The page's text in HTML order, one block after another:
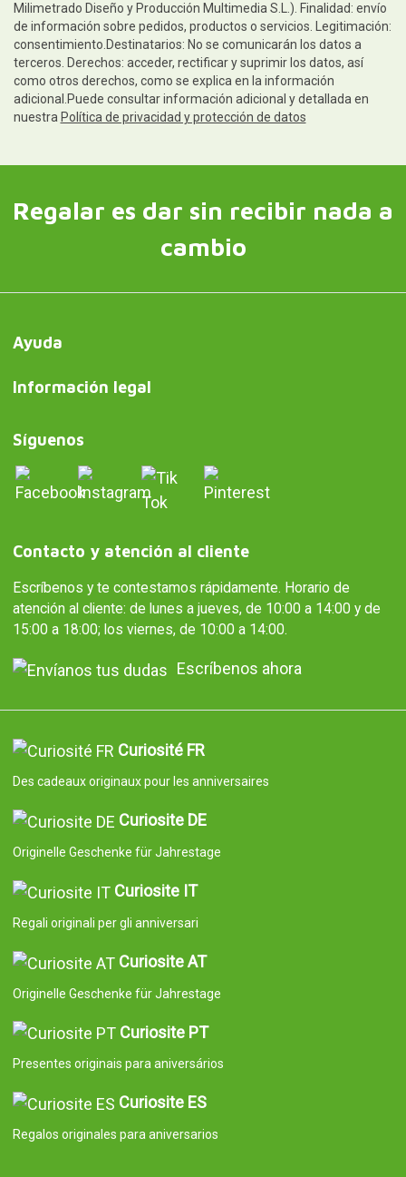
Milimetrado Diseño y Producción Multimedia S.L.). Finalidad: envío
de información sobre pedidos, productos o servicios. Legitimación:
consentimiento.Destinatarios: No se comunicarán los datos a
terceros. Derechos: acceder, rectificar y suprimir los datos, así
como otros derechos, como se explica en la información
adicional.Puede consultar información adicional y detallada en
nuestra Política de privacidad y protección de datos
Regalar es dar sin recibir nada a
cambio
Ayuda
Información legal
Síguenos
Contacto y atención al cliente
Escríbenos y te contestamos rápidamente. Horario de
atención al cliente: de lunes a jueves, de 10:00 a 14:00 y de
15:00 a 18:00; los viernes, de 10:00 a 14:00.
Escríbenos ahora
Curiosité FR
Des cadeaux originaux pour les anniversaires
Curiosite DE
Originelle Geschenke für Jahrestage
Curiosite IT
Regali originali per gli anniversari
Curiosite AT
Originelle Geschenke für Jahrestage
Curiosite PT
Presentes originais para aniversários
Curiosite ES
Regalos originales para aniversarios